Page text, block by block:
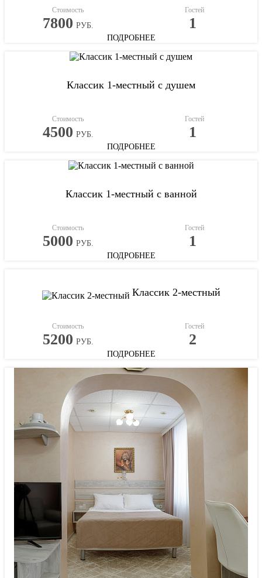
Стоимость
7800 РУБ.
Гостей
1
ПОДРОБНЕЕ
Классик 1-местный с душем
Стоимость
4500 РУБ.
Гостей
1
ПОДРОБНЕЕ
Классик 1-местный с ванной
Стоимость
5000 РУБ.
Гостей
1
ПОДРОБНЕЕ
Классик 2-местный
Стоимость
5200 РУБ.
Гостей
2
ПОДРОБНЕЕ